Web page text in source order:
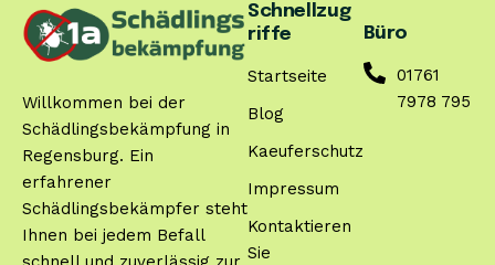
Willkommen bei der
Schädlingsbekämpfung in
Regensburg. Ein
erfahrener
Schädlingsbekämpfer steht
Ihnen bei jedem Befall
Schnellzug
riffe
Startseite
Blog
Kaeuferschutz
Impressum
Kontaktieren
Sie
Büro
01761
7978 795